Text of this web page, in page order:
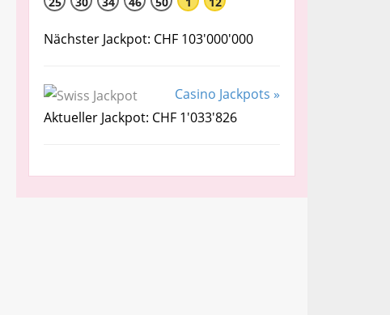
Nächster Jackpot: CHF 103'000'000
Casino Jackpots »
Aktueller Jackpot: CHF 1'033'826